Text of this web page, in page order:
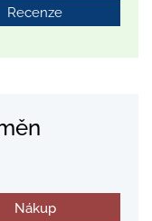
Recenze
Nákup